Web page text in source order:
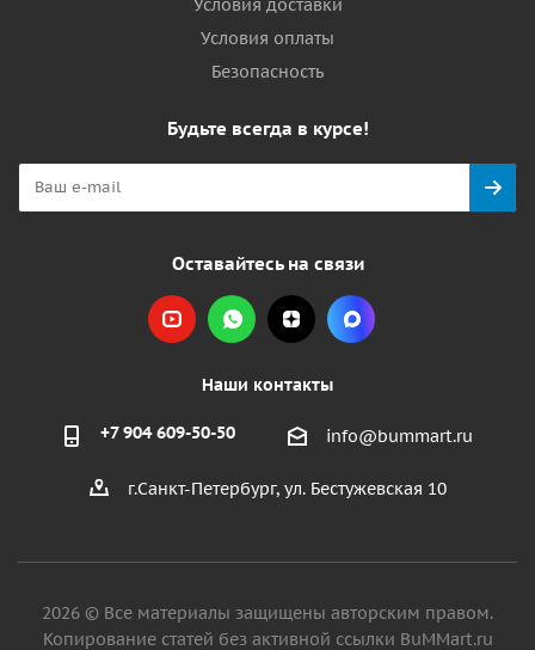
Условия доставки
Условия оплаты
Безопасность
Будьте всегда в курсе!
Оставайтесь на связи
Наши контакты
+7 904 609-50-50 info@bummart.ru
г.Санкт-Петербург, ул. Бестужевская 10
2026 © Все материалы защищены авторским правом.
Копирование статей без активной ссылки BuMMart.ru